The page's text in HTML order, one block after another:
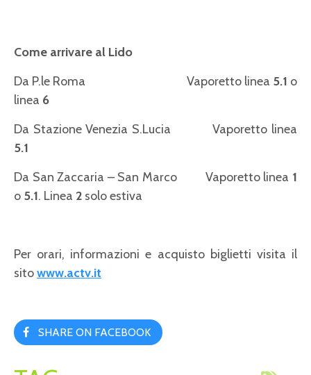
Come arrivare al Lido
Da P.le Roma Vaporetto linea 5.1 o
linea 6
Da Stazione Venezia S.Lucia Vaporetto linea
5.1
Da San Zaccaria – San Marco Vaporetto linea 1
o 5.1. Linea 2 solo estiva
Per orari, informazioni e acquisto biglietti visita il
sitowww.actv.it
SHARE ON FACEBOOK